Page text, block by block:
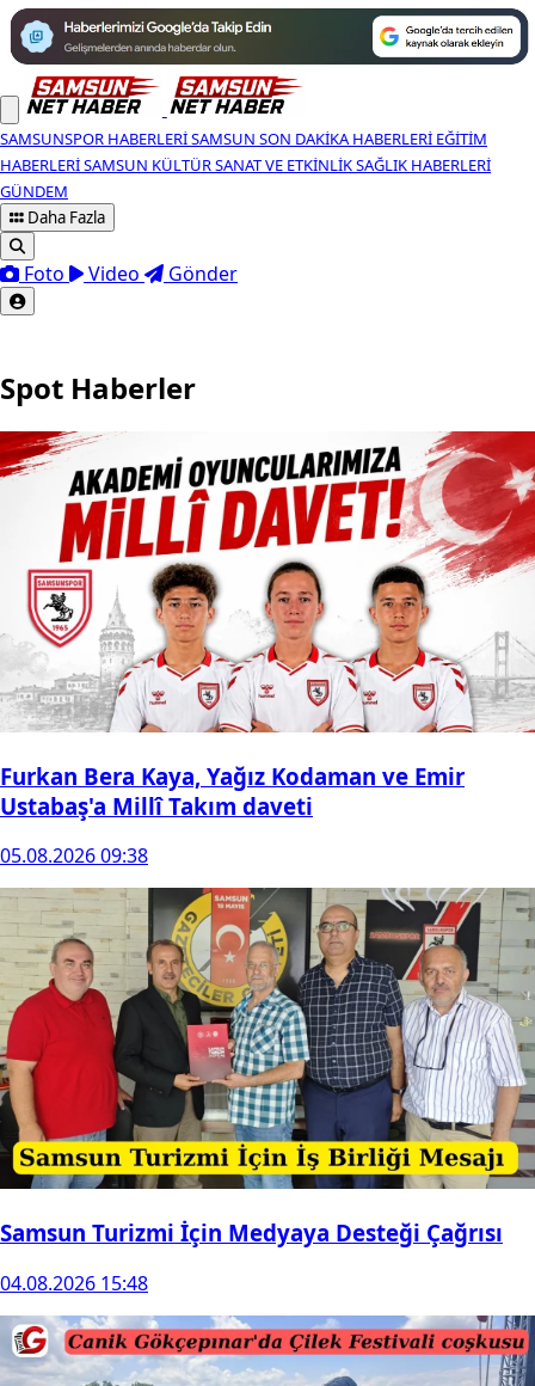
SAMSUNSPOR HABERLERISAMSUN SON DAKIKA HABERLERI EĞITIM
HABERLERISAMSUN KÜLTÜR SANAT VE ETKINLIKSAĞLIK HABERLERI
GÜNDEM
Daha Fazla
Foto Video Gönder
Spot Haberler
Furkan Bera Kaya, Yağız Kodaman ve Emir
Ustabaş'a Millî Takım daveti
05.08.2026 09:38
Samsun Turizmi İçin Medyaya Desteği Çağrısı
04.08.2026 15:48